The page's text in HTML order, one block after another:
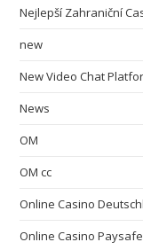
Nejlepší Zahraniční
new
New Video Chat
News
OM
OM cc
Online Casino
Online Casino Paysafe